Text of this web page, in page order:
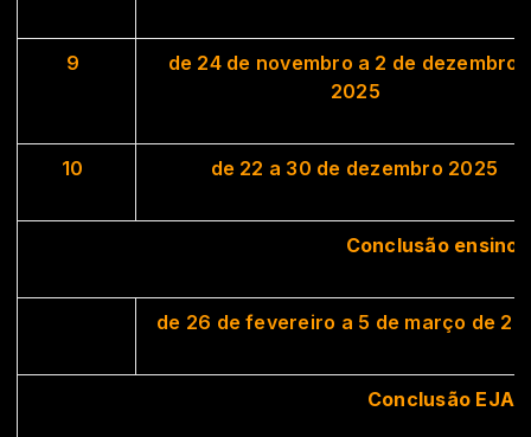
9
de 24 de novembro a 2 de dezembro
2025
10 de 22 a 30 de dezembro 2025
Conclusão ensino
de 26 de fevereiro a 5 de março de
Conclusão EJA